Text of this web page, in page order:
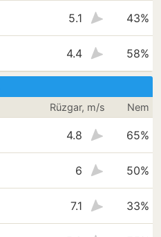
5.1 43%
4.4 58%
Rüzgar, m/s Nem
4.8 65%
6 50%
7.1 33%